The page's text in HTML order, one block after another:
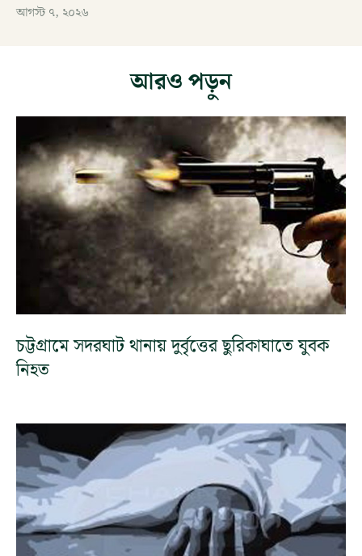
আগস্ট ৭, ২০২৬
আরও পড়ুন
চট্টগ্রামে সদরঘাট থানায় দুর্বৃত্তের ছুরিকাঘাতে যুবক
নিহত